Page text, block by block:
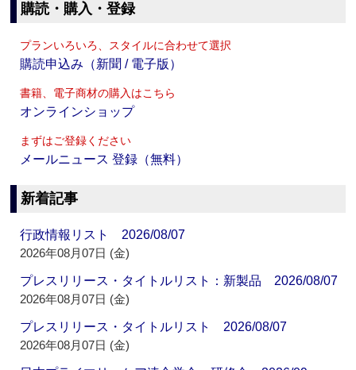
購読・購入・登録
プランいろいろ、スタイルに合わせて選択
購読申込み（新聞 / 電子版）
書籍、電子商材の購入はこちら
オンラインショップ
まずはご登録ください
メールニュース 登録（無料）
新着記事
行政情報リスト 2026/08/07
2026年08月07日 (金)
プレスリリース・タイトルリスト：新製品 2026/08/07
2026年08月07日 (金)
プレスリリース・タイトルリスト 2026/08/07
2026年08月07日 (金)